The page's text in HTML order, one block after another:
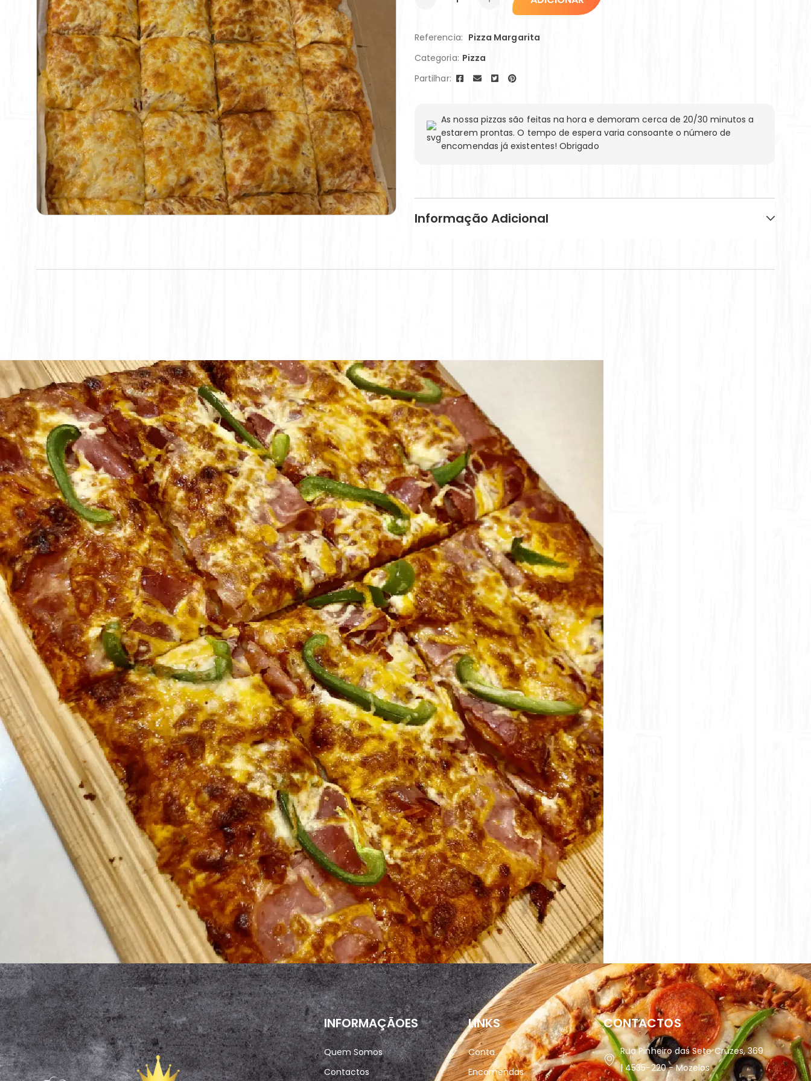
Referencia: Pizza Margarita
Categoria: Pizza
Partilhar:
As nossa pizzas são feitas na hora e demoram cerca de 20/30 minutos a
estarem prontas. O tempo de espera varia consoante o número de
encomendas já existentes! Obrigado
Informação Adicional
INFORMAÇÃOES
Quem Somos
Contactos
LINKS
Conta
Encomendas
CONTACTOS
Rua Pinheiro das Sete Cruzes, 369
| 4535-220 - Mozelos